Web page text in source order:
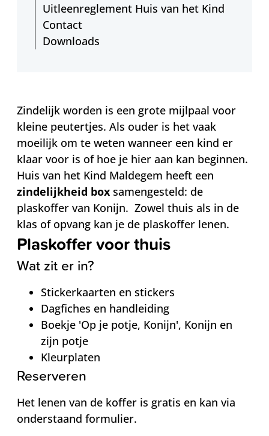
Uitleenreglement Huis van het Kind
Contact
Downloads
Zindelijk worden is een grote mijlpaal voor
kleine peutertjes. Als ouder is het vaak
moeilijk om te weten wanneer een kind er
klaar voor is of hoe je hier aan kan beginnen.
Huis van het Kind Maldegem heeft een
zindelijkheid box samengesteld: de
plaskoffer van Konijn. Zowel thuis als in de
klas of opvang kan je de plaskoffer lenen.
Plaskoffer voor thuis
Wat zit er in?
Stickerkaarten en stickers
Dagfiches en handleiding
Boekje 'Op je potje, Konijn', Konijn en
zijn potje
Kleurplaten
Reserveren
Het lenen van de koffer is gratis en kan via
onderstaand formulier.